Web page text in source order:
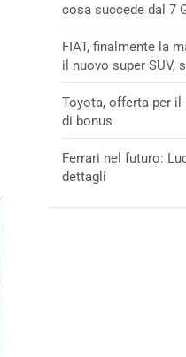
cosa succede dal 7
FIAT, finalmente la
il nuovo super SUV,
Toyota, offerta per
di bonus
Ferrari nel futuro:
dettagli